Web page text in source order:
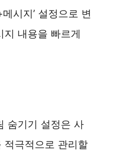
시지’ 설정으로 변
지 내용을 빠르게
숨기기 설정은 사
적극적으로 관리할